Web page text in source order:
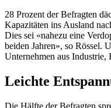
28 Prozent der Befragten
Kapazitäten ins Ausland
Dies sei «nahezu eine
beiden Jahren», so Rössel.
Unternehmen aus
Leichte
Die Hälfte der Befragten